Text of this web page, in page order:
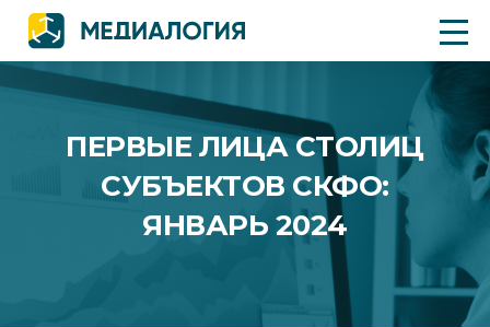
ПЕРВЫЕ ЛИЦА СТОЛИЦ
СУБЪЕКТОВ СКФО:
ЯНВАРЬ 2024